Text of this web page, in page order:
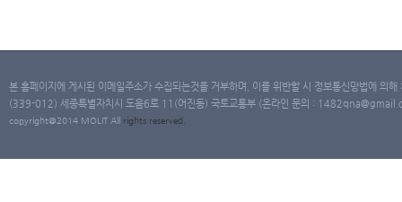
본 홈페이지에 게시된 이메일주소가 수집되는것을 거부하며, 이를 위반할 시 정보통신망법에 의
(339-012) 세종특별자치시 도움6로 11(어진동) 국토교통부 (온라인 문의 :
copyright@2014 MOLIT All rights reserved.